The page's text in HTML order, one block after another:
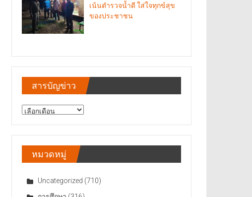
เน้นตำรวจน้ำดี ใส่ใจทุกข์สุข
ของประชาชน
สารบัญข่าว
สารบัญ
หมวดหมู่
Uncategorized (710)